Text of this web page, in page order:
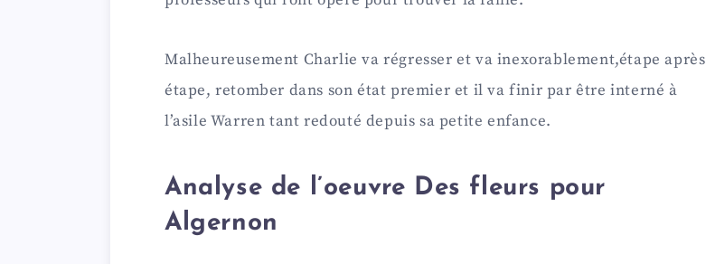
Malheureusement Charlie va régresser et va inexorablement,étape après
étape, retomber dans son état premier et il va finir par être interné à
l’asile Warren tant redouté depuis sa petite enfance.
Analyse de l’oeuvre Des fleurs pour
Algernon